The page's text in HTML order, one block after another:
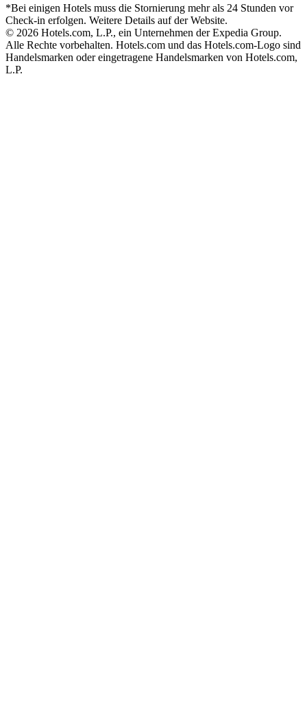
*Bei einigen Hotels muss die Stornierung mehr als 24 Stunden vor
Check-in erfolgen. Weitere Details auf der Website.
© 2026 Hotels.com, L.P., ein Unternehmen der Expedia Group.
Alle Rechte vorbehalten. Hotels.com und das Hotels.com-Logo sind
Handelsmarken oder eingetragene Handelsmarken von Hotels.com,
L.P.